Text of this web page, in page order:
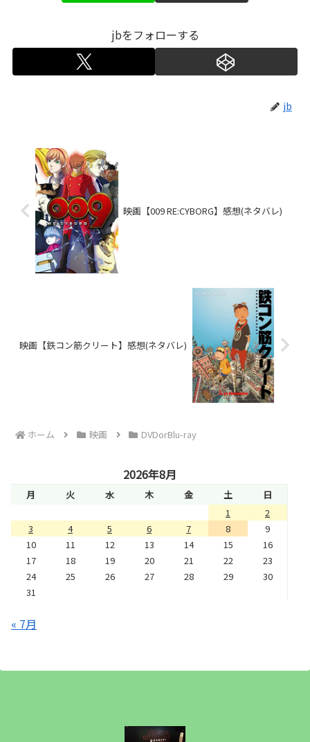
jbをフォローする
jb
映画【009 RE:CYBORG】感想(ネタバレ)
映画【鉄コン筋クリート】感想(ネタバレ)
ホーム 映画 DVDorBlu-ray
2026年8月
月 火 水 木 金 土
日
1
2
3
4 5 6 7 8
9
10
11 12 13 14 15
16
17
18 19 20 21 22
23
24
25 26 27 28 29
30
31
« 7月